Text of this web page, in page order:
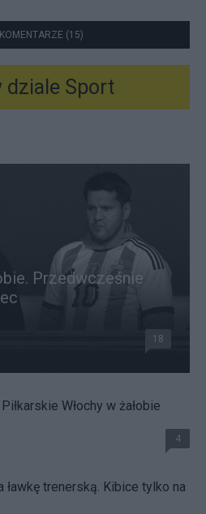
(15)
dziale Sport
Przedwcześnie
18
Włochy w żałobie
4
ławkę trenerską. Kibice tylko na